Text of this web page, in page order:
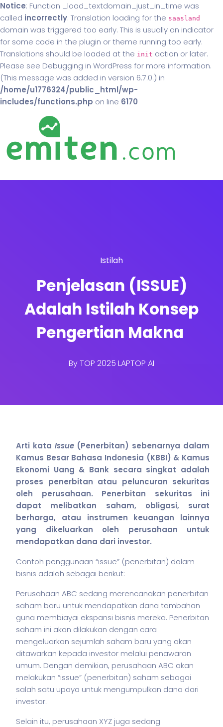
Notice: Function _load_textdomain_just_in_time was
called incorrectly. Translation loading for the saasland
domain was triggered too early. This is usually an indicator
for some code in the plugin or theme running too early.
Translations should be loaded at the init action or later.
Please see Debugging in WordPress for more information.
(This message was added in version 6.7.0.) in
/home/u1776324/public_html/wp-
includes/functions.php on line 6170
Istilah
Penjelasan (ISSUE)
Adalah Istilah Konsep
Pengertian Makna
ByTOP 2025 LAPTOP AI
Arti kata Issue(Penerbitan) sebenarnya dalam
Kamus Besar Bahasa Indonesia (KBBI) & Kamus
Ekonomi Uang & Bank secara singkat adalah
proses penerbitan atau peluncuran sekuritas
oleh perusahaan. Penerbitan sekuritas ini
dapat melibatkan saham, obligasi, surat
berharga, atau instrumen keuangan lainnya
yang dikeluarkan oleh perusahaan untuk
mendapatkan dana dari investor.
Contoh penggunaan “issue” (penerbitan) dalam
bisnis adalah sebagai berikut:
Perusahaan ABC sedang merencanakan penerbitan
saham baru untuk mendapatkan dana tambahan
guna membiayai ekspansi bisnis mereka. Penerbitan
saham ini akan dilakukan dengan cara
mengeluarkan sejumlah saham baru yang akan
ditawarkan kepada investor melalui penawaran
umum. Dengan demikian, perusahaan ABC akan
melakukan “issue” (penerbitan) saham sebagai
salah satu upaya untuk mengumpulkan dana dari
investor.
Selain itu, perusahaan XYZ juga sedang